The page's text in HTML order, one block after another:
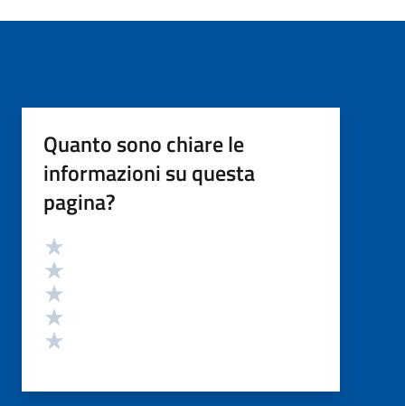
Quanto sono chiare le
informazioni su questa
pagina?
Valutazione